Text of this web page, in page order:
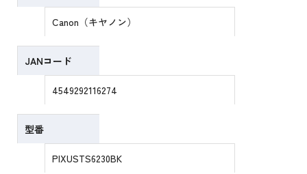
Canon（キヤノン）
JANコード
4549292116274
型番
PIXUSTS6230BK